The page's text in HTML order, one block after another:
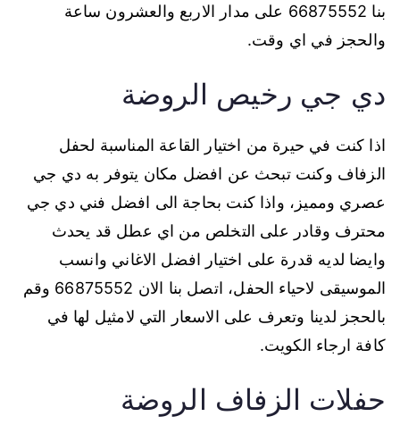
بنا 66875552 على مدار الاربع والعشرون ساعة
والحجز في اي وقت.
دي جي رخيص الروضة
اذا كنت في حيرة من اختيار القاعة المناسبة لحفل
الزفاف وكنت تبحث عن افضل مكان يتوفر به دي جي
عصري ومميز، واذا كنت بحاجة الى افضل فني دي جي
محترف وقادر على التخلص من اي عطل قد يحدث
وايضا لديه قدرة على اختيار افضل الاغاني وانسب
الموسيقى لاحياء الحفل، اتصل بنا الان 66875552 وقم
بالحجز لدينا وتعرف على الاسعار التي لامثيل لها في
كافة ارجاء الكويت.
حفلات الزفاف الروضة